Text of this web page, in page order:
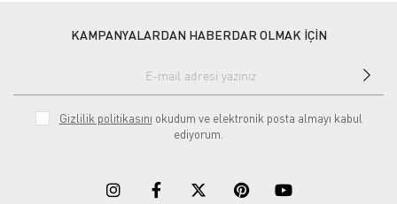
KAMPANYALARDAN HABERDAR OLMAK İÇİN
Gizlilik politikasını okudum ve elektronik posta almayı kabul
ediyorum.